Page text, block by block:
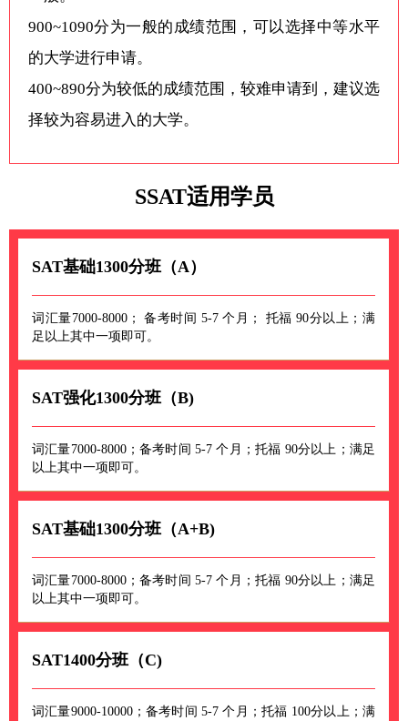
900~1090分为一般的成绩范围，可以选择中等水平
的大学进行申请。
400~890分为较低的成绩范围，较难申请到，建议选
择较为容易进入的大学。
SSAT适用学员
SAT基础1300分班（A）
词汇量7000-8000； 备考时间 5-7 个月； 托福 90分以上；满
足以上其中一项即可。
SAT强化1300分班（B)
词汇量7000-8000；备考时间 5-7 个月；托福 90分以上；满足
以上其中一项即可。
SAT基础1300分班（A+B)
词汇量7000-8000；备考时间 5-7 个月；托福 90分以上；满足
以上其中一项即可。
SAT1400分班（C)
词汇量9000-10000；备考时间 5-7 个月；托福 100分以上；满